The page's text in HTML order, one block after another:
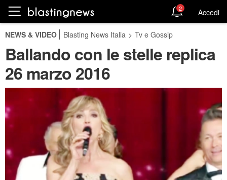
2 Accedi
NEWS & VIDEO Blasting News Italia > Tv e Gossip
Ballando con le stelle replica
26 marzo 2016